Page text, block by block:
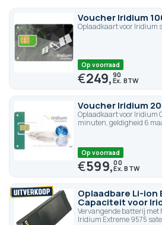
Voucher Iridium
Oplaadkaart voor Iridium
Op voorraad
€249,90
Voucher Iridium
Oplaadkaart voor Iridium
minuten, geldigheid 6
Op voorraad
€599,00
Oplaadbare Li-ion
Capaciteit voor
Vervangende batterij met
Iridium Extreme 9575